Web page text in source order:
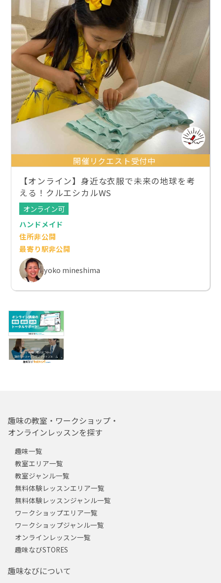
開催リクエスト受付中
【オンライン】身近な衣服で未来の地球を考
える！クルエシカルWS
オンライン可
ハンドメイド
住所非公開
最寄り駅非公開
yoko mineshima
趣味の教室・ワークショップ・
オンラインレッスンを探す
趣味一覧
教室エリア一覧
教室ジャンル一覧
無料体験レッスンエリア一覧
無料体験レッスンジャンル一覧
ワークショップエリア一覧
ワークショップジャンル一覧
オンラインレッスン一覧
趣味なびSTORES
趣味なびについて